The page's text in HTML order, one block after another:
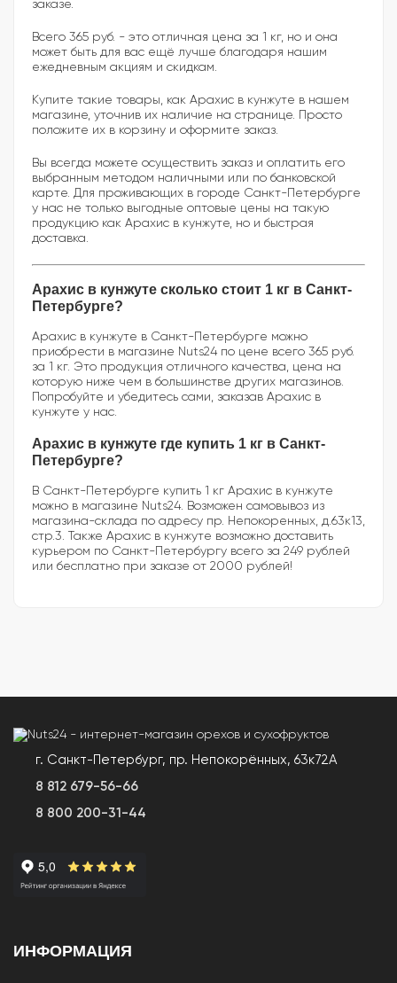
заказе.
Всего 365 руб. - это отличная цена за 1 кг, но и она
может быть для вас ещё лучше благодаря нашим
ежедневным акциям и скидкам.
Купите такие товары, как Арахис в кунжуте в нашем
магазине, уточнив их наличие на странице. Просто
положите их в корзину и оформите заказ.
Вы всегда можете осуществить заказ и оплатить его
выбранным методом наличными или по банковской
карте. Для проживающих в городе Санкт-Петербурге
у нас не только выгодные оптовые цены на такую
продукцию как Арахис в кунжуте, но и быстрая
доставка.
Арахис в кунжуте сколько стоит 1 кг в Санкт-
Петербурге?
Арахис в кунжуте в Санкт-Петербурге можно
приобрести в магазине Nuts24 по цене всего 365 руб.
за 1 кг. Это продукция отличного качества, цена на
которую ниже чем в большинстве других магазинов.
Попробуйте и убедитесь сами, заказав Арахис в
кунжуте у нас.
Арахис в кунжуте где купить 1 кг в Санкт-
Петербурге?
В Санкт-Петербурге купить 1 кг Арахис в кунжуте
можно в магазине Nuts24. Возможен самовывоз из
магазина-склада по адресу пр. Непокоренных, д.63к13,
стр.3. Также Арахис в кунжуте возможно доставить
курьером по Санкт-Петербургу всего за 249 рублей
или бесплатно при заказе от 2000 рублей!
г. Санкт-Петербург, пр. Непокорённых, 63к72А
8 812 679-56-66
8 800 200-31-44
ИНФОРМАЦИЯ